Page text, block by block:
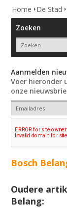
Home
De Stad
Zoeken
Aanmelden
Voer hieronder
onze
Bosch
Oudere
Belang: